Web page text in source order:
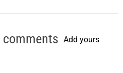
comments Add yours